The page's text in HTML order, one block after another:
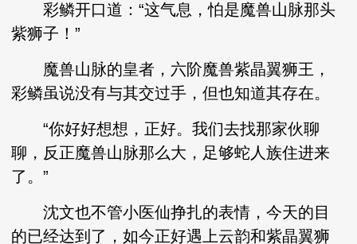
彩鳞开口道：“这气息，怕是魔兽山脉那头
紫狮子！”
魔兽山脉的皇者，六阶魔兽紫晶翼狮王，
彩鳞虽说没有与其交过手，但也知道其存在。
“你好好想想，正好。我们去找那家伙聊
聊，反正魔兽山脉那么大，足够蛇人族住进来
了。”
沈文也不管小医仙挣扎的表情，今天的目
的已经达到了，如今正好遇上云韵和紫晶翼狮